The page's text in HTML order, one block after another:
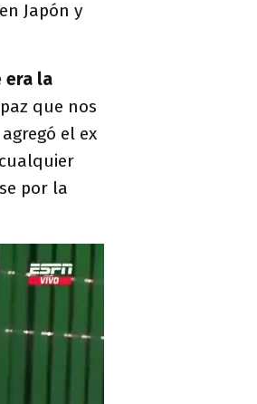
Japón y
era la
que nos
el ex
por la